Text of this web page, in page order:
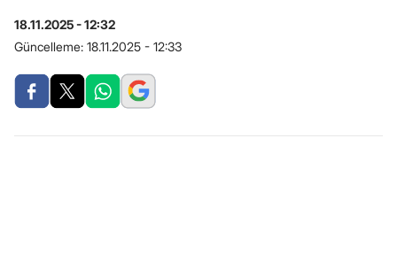
18.11.2025 - 12:32
Güncelleme: 18.11.2025 - 12:33